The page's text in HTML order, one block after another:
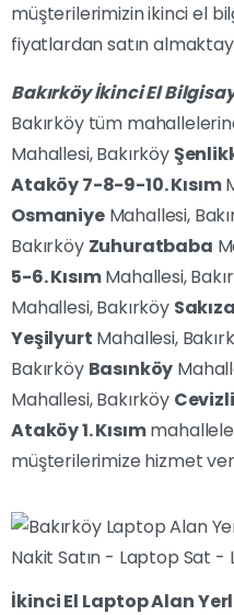
müşterilerimizin ikinci el
fiyatlardan satın
Bakırköy İkinci El
Bakırköy tüm
Mahallesi, Bakırköy
Ataköy 7-8-9-10. Kısım
OsmaniyeMahallesi,
Bakırköy Zuhuratbaba
5-6. KısımMahallesi,
Mahallesi, Bakırköy
Yeşilyurt Mahallesi,
Bakırköy Basınköy
Mahallesi, Bakırköy
Ataköy 1. Kısım
müşterilerimize hizmet
İkinci El Laptop Alan